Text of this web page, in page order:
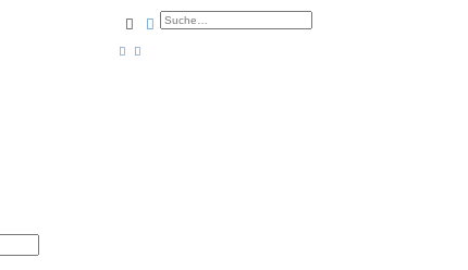
SucheErweiterte Suche